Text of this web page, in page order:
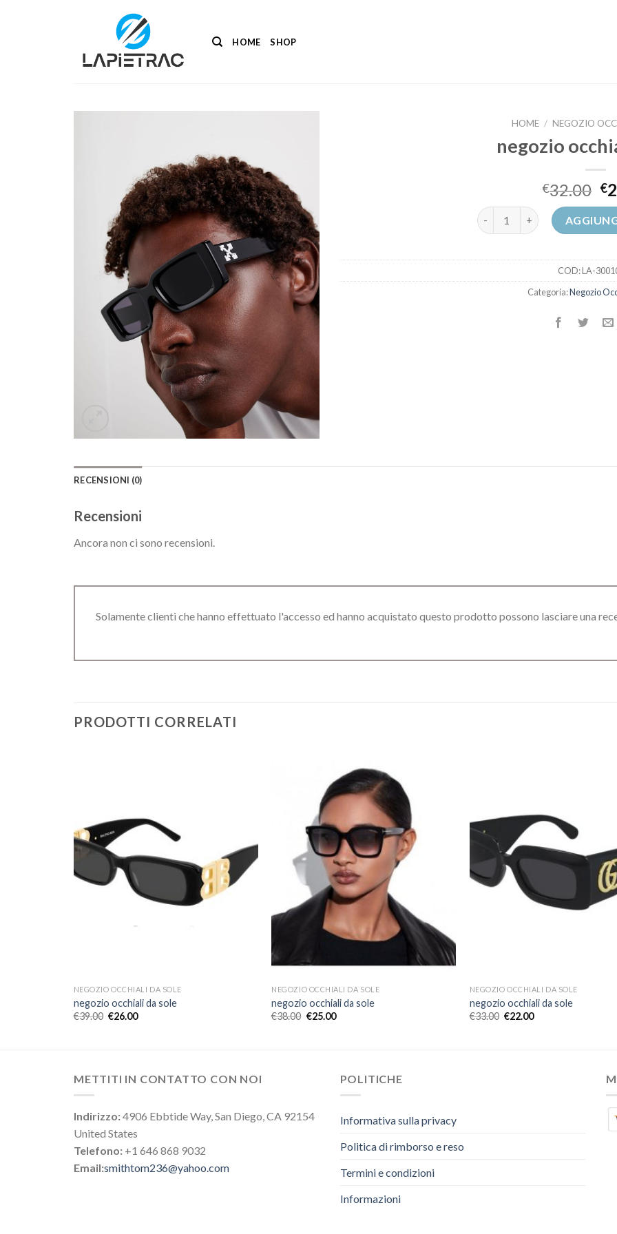
HOME SHOP
HOME / NEGOZIO
negozio
€32.00 €
negozio occhiali da sole
COD:LA-
Categoria:Negozio
RECENSIONI (0)
Recensioni
Ancora non ci sono recensioni.
Solamente clienti che hanno effettuato l'accesso ed hanno acquistato questo prodotto possono lasciare una
PRODOTTI CORRELATI
NEGOZIO OCCHIALI DA SOLE
negozio occhiali da sole
€39.00 €26.00
NEGOZIO OCCHIALI DA SOLE
negozio occhiali da sole
€38.00 €25.00
NEGOZIO OCCHIALI DA SOLE
negozio occhiali da sole
€33.00 €22.00
METTITI IN CONTATTO CON NOI
Indirizzo:4906 Ebbtide Way, San Diego, CA 92154
United States
Telefono: +1 646 868 9032
Email:smithtom236@yahoo.com
POLITICHE
Informativa sulla privacy
Politica di rimborso e reso
Termini e condizioni
Informazioni